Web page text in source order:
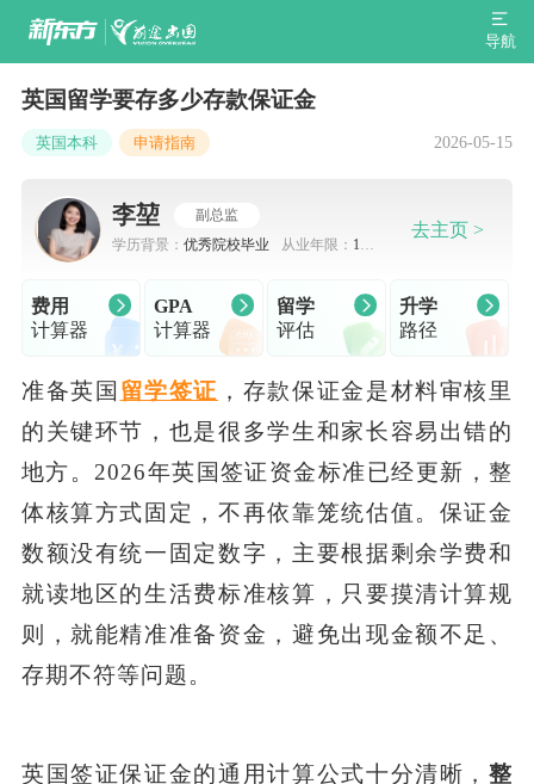
导航
英国留学要存多少存款保证金
英国本科 申请指南 2026-05-15
李堃
副总监
学历背景： 优秀院校毕业 从业年限： 10-
去主页 >
费用
计算器
GPA
计算器
留学
评估
升学
路径
准备英国 留学签证 ，存款保证金是材料审核里
的关键环节，也是很多学生和家长容易出错的
地方。2026年英国签证资金标准已经更新，整
体核算方式固定，不再依靠笼统估值。保证金
数额没有统一固定数字，主要根据剩余学费和
就读地区的生活费标准核算，只要摸清计算规
则，就能精准准备资金，避免出现金额不足、
存期不符等问题。
英国签证保证金的通用计算公式十分清晰，整